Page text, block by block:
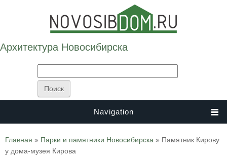
Архитектура Новосибирска
Navigation
Вы здесь
Главная » Парки и памятники Новосибирска » Памятник Кирову
у дома-музея Кирова